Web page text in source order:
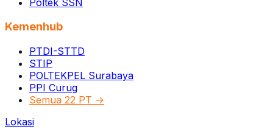
Kemenhub
PTDI-STTD
STIP
POLTEKPEL Surabaya
PPI Curug
Semua 22 PT →
Lokasi